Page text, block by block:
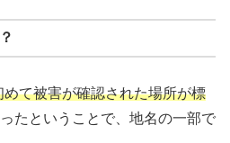
めて被害が確認された場所が標
たということで、地名の一部で